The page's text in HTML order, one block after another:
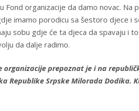
Fond organizacije da damo novac. Na
imamo porodicu sa šestoro djece i
sobu gdje će ta djeca da spavaju i
da dalje radimo.
organizacije prepoznat je i na
Republike Srpske Milorada Dodika.